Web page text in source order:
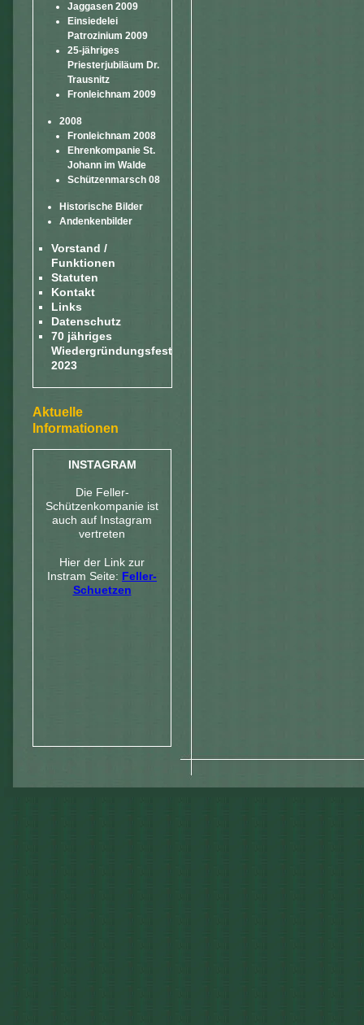
Jaggasen 2009
Einsiedelei
Patrozinium 2009
25-jähriges
Priesterjubiläum Dr.
Trausnitz
Fronleichnam 2009
2008
Fronleichnam 2008
Ehrenkompanie St.
Johann im Walde
Schützenmarsch 08
Historische Bilder
Andenkenbilder
Vorstand /
Funktionen
Statuten
Kontakt
Links
Datenschutz
70 jähriges
Wiedergründungsfest
2023
Aktuelle
Informationen
INSTAGRAM
Die Feller-
Schützenkompanie ist
auch auf Instagram
vertreten
Hier der Link zur
Instram Seite: Feller-
Schuetzen